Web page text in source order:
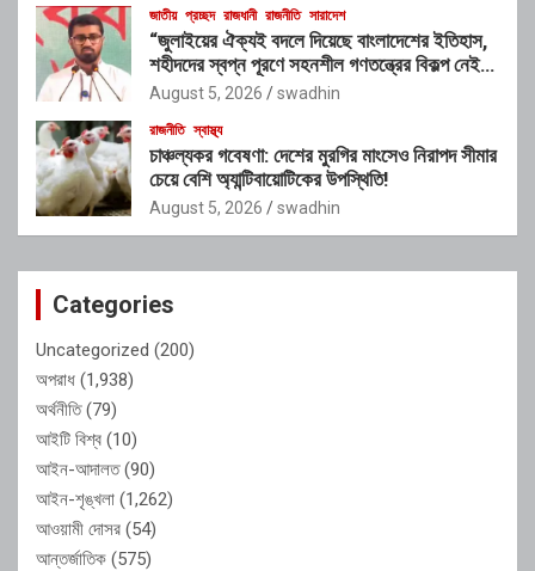
জাতীয় প্রচ্ছদ রাজধানী রাজনীতি সারাদেশ
“জুলাইয়ের ঐক্যই বদলে দিয়েছে বাংলাদেশের ইতিহাস,
শহীদদের স্বপ্ন পূরণে সহনশীল গণতন্ত্রের বিকল্প নেই” :
রাশেদ খাঁন
August 5, 2026 swadhin
রাজনীতি স্বাস্থ্য
চাঞ্চল্যকর গবেষণা: দেশের মুরগির মাংসেও নিরাপদ সীমার
চেয়ে বেশি অ্যান্টিবায়োটিকের উপস্থিতি!
August 5, 2026 swadhin
Categories
Uncategorized (200)
অপরাধ (1,938)
অর্থনীতি(79)
আইটি বিশ্ব (10)
আইন-আদালত(90)
আইন-শৃঙ্খলা (1,262)
আওয়ামী দোসর (54)
আন্তর্জাতিক (575)